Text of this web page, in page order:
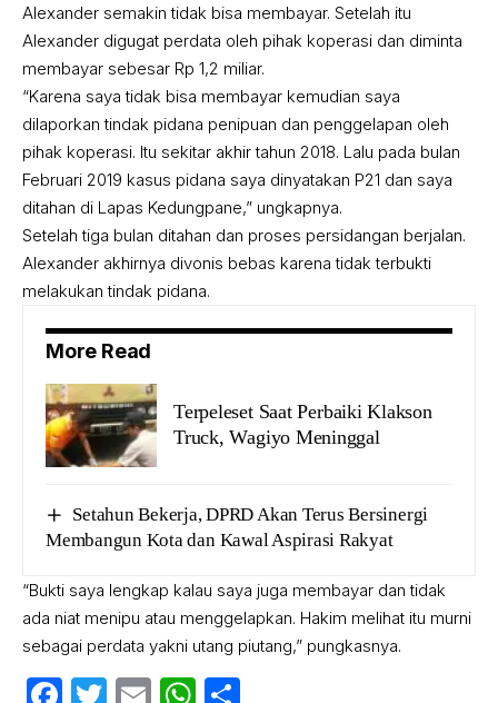
Alexander semakin tidak bisa membayar. Setelah itu
Alexander digugat perdata oleh pihak koperasi dan diminta
membayar sebesar Rp 1,2 miliar.
“Karena saya tidak bisa membayar kemudian saya
dilaporkan tindak pidana penipuan dan penggelapan oleh
pihak koperasi. Itu sekitar akhir tahun 2018. Lalu pada bulan
Februari 2019 kasus pidana saya dinyatakan P21 dan saya
ditahan di Lapas Kedungpane,” ungkapnya.
Setelah tiga bulan ditahan dan proses persidangan berjalan.
Alexander akhirnya divonis bebas karena tidak terbukti
melakukan tindak pidana.
More Read
Terpeleset Saat Perbaiki Klakson
Truck, Wagiyo Meninggal
Setahun Bekerja, DPRD Akan Terus Bersinergi
Membangun Kota dan Kawal Aspirasi Rakyat
“Bukti saya lengkap kalau saya juga membayar dan tidak
ada niat menipu atau menggelapkan. Hakim melihat itu murni
sebagai perdata yakni utang piutang,” pungkasnya.